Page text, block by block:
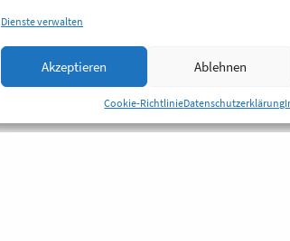
Dienste verwalten
Akzeptieren Ablehnen
Cookie-RichtlinieDatenschutzerklärung